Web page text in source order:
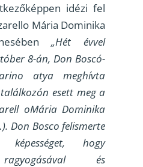
idézi fel
Mária Dominika
„Hét évvel
8-án, Don Boscó-
atya meghívta
esett meg a
oMária Dominika
Don Bosco felismerte
hogy
és